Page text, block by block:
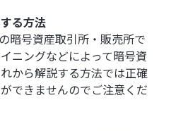
る方法
暗号資産取引所・販売所で
ニングなどによって暗号資
から解説する方法では正確
できませんのでご注意くだ